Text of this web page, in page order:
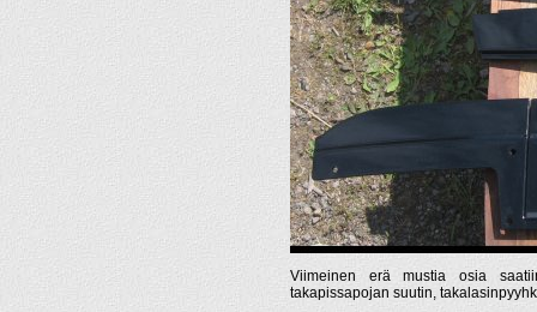
Viimeinen erä mustia osia
takapissapojan suutin,